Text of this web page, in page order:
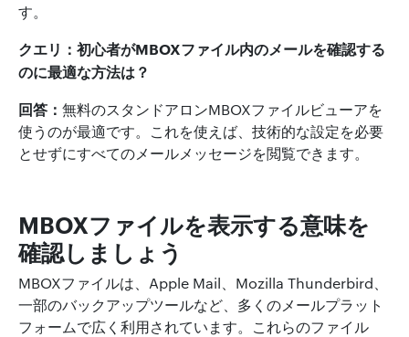
す。
クエリ：初心者がMBOXファイル内のメールを確認する
のに最適な方法は？
回答： 無料のスタンドアロンMBOXファイルビューアを
使うのが最適です。これを使えば、技術的な設定を必要
とせずにすべてのメールメッセージを閲覧できます。
MBOXファイルを表示する意味を
確認しましょう
MBOXファイルは、Apple Mail、Mozilla Thunderbird、
一部のバックアップツールなど、多くのメールプラット
フォームで広く利用されています。これらのファイル